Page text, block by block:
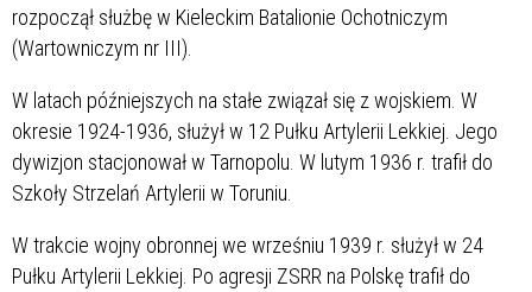
rozpoczął służbę w Kieleckim Batalionie Ochotniczym
(Wartowniczym nr III).
W latach późniejszych na stałe związał się z wojskiem. W
okresie 1924-1936, służył w 12 Pułku Artylerii Lekkiej. Jego
dywizjon stacjonował w Tarnopolu. W lutym 1936 r. trafił do
Szkoły Strzelań Artylerii w Toruniu.
W trakcie wojny obronnej we wrześniu 1939 r. służył w 24
Pułku Artylerii Lekkiej. Po agresji ZSRR na Polskę trafił do